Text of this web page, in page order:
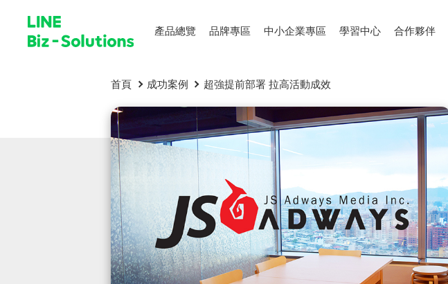
產品總覽 品牌專區 中小企業專區 學習中心 合作夥伴
首頁 成功案例 超強提前部署 拉高活動成效